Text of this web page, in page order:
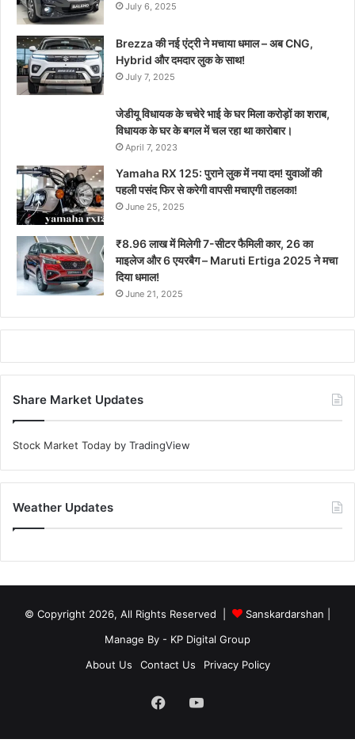
July 6, 2025
Brezza की नई एंट्री ने मचाया धमाल – अब CNG,
Hybrid और दमदार लुक के साथ!
July 7, 2025
जेडीयू विधायक के चचेरे भाई के घर मिला करोड़ों का शराब,
विधायक के घर के बगल में चल रहा था कारोबार।
April 7, 2023
Yamaha RX 125: पुराने लुक में नया दम! युवाओं की
पहली पसंद फिर से करेगी वापसी मचाएगी तहलका!
June 25, 2025
₹8.96 लाख में मिलेगी 7-सीटर फैमिली कार, 26 का
माइलेज और 6 एयरबैग – Maruti Ertiga 2025 ने मचा
दिया धमाल!
June 21, 2025
Share Market Updates
Stock Market Today by TradingView
Weather Updates
© Copyright 2026, All Rights Reserved | Sanskardarshan
Manage By - KP Digital Group
About Us
Contact Us Privacy Policy
FacebookYouTube